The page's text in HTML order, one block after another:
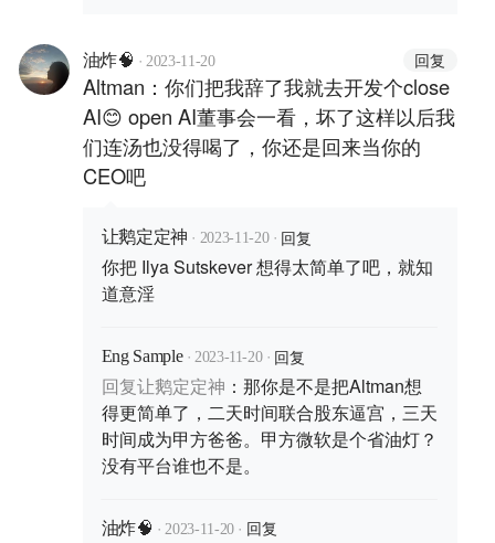
油炸🧠 · 2023-11-20 回复
Altman：你们把我辞了我就去开发个close
AI😊 open AI董事会一看，坏了这样以后我
们连汤也没得喝了，你还是回来当你的
CEO吧
让鹅定定神 · 2023-11-20 · 回复
你把 Ilya Sutskever 想得太简单了吧，就知
道意淫
Eng Sample · 2023-11-20 · 回复
回复让鹅定定神 ： 那你是不是把Altman想
得更简单了，二天时间联合股东逼宫，三天
时间成为甲方爸爸。甲方微软是个省油灯？
没有平台谁也不是。
油炸🧠 · 2023-11-20 · 回复